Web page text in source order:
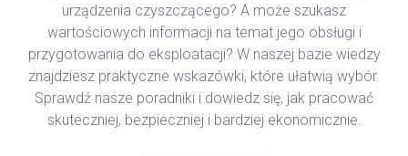
urządzenia czyszczącego? A może szukasz
wartościowych informacji na temat jego obsługi i
przygotowania do eksploatacji? W naszej bazie wiedzy
znajdziesz praktyczne wskazówki, które ułatwią wybór.
Sprawdź nasze poradniki i dowiedz się, jak pracować
skuteczniej, bezpieczniej i bardziej ekonomicznie.